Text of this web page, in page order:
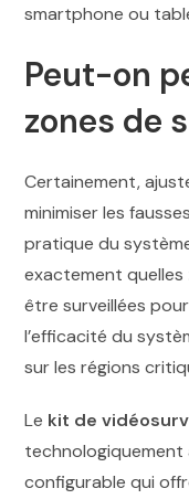
smartphone ou
Peut-on
zones de
Certainement,
minimiser les
pratique du
exactement
être surveillées
l’efficacité du
sur les régions
Le kit de
configurable qui